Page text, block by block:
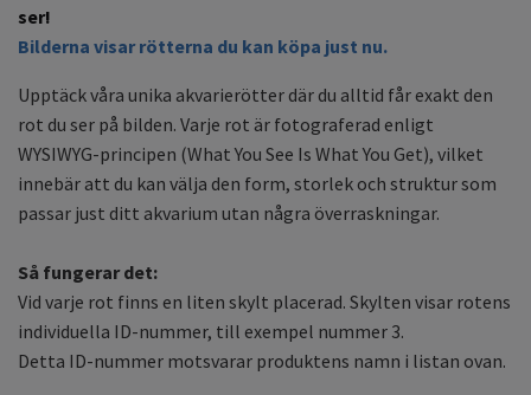
ser!
Bilderna visar rötterna du kan köpa just nu.
Upptäck våra unika akvarierötter där du alltid får exakt den
rot du ser på bilden. Varje rot är fotograferad enligt
WYSIWYG-principen (What You See Is What You Get), vilket
innebär att du kan välja den form, storlek och struktur som
passar just ditt akvarium utan några överraskningar.
Så fungerar det:
Vid varje rot finns en liten skylt placerad. Skylten visar rotens
individuella ID-nummer, till exempel nummer 3.
Detta ID-nummer motsvarar produktens namn i listan ovan.